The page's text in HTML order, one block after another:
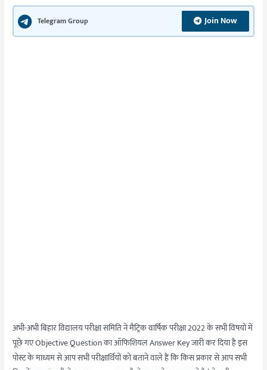
Telegram Group Join Now
अभी-अभी बिहार विद्यालय परीक्षा समिति ने मैट्रिक वार्षिक परीक्षा 2022 के सभी विषयों में
पूछे गए Objective Question का ऑफिशियल Answer Key जारी कर दिया है इस
पोस्ट के माध्यम से आप सभी परीक्षार्थियों को बताने वाले हैं कि किस प्रकार से आप सभी